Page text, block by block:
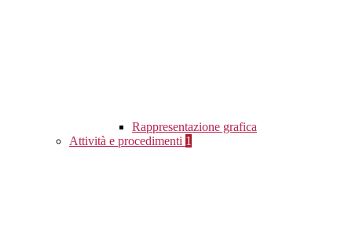
Rappresentazione grafica
Attività e procedimenti 1